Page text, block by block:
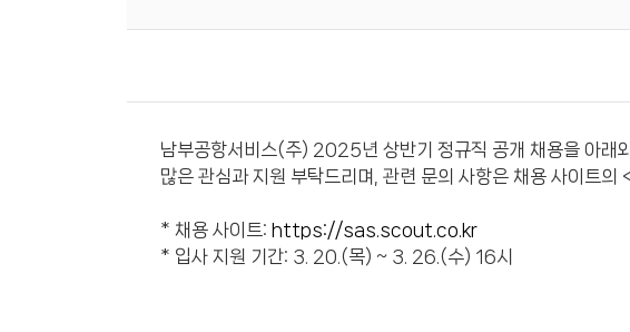
남부공항서비스(주) 2025년 상반기 정규직 공개 채용을 아래
많은 관심과 지원 부탁드리며, 관련 문의 사항은 채용 사이트
* 채용 사이트: https://sas.scout.co.kr
* 입사 지원 기간: 3. 20.(목) ~ 3. 26.(수) 16시